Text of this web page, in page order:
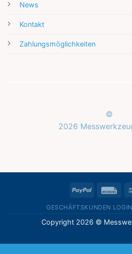
News
Kontakt
Zahlungsmöglichkeiten
©
2026
PayPal
GESCHÄFTSKUNDEN LOGIN
Copyright 2026 ©